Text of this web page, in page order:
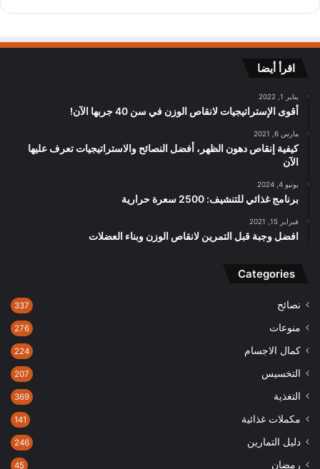
اقرأ أيضا
يناير 1, 2022
أقوى الإستراتيجيات لانقاص الوزن في سن 40 جربها الآن!
مارس 6, 2021
كيفية إنقاص دهون الظهر، أفضل النصائح والاستراتيجيات تعرف عليها
الآن
يونيو 4, 2024
برنامج غذائي للتنشيف: 2500 سعرة حرارية
فبراير 15, 2021
افضل وجبة قبل التمرين لانقاص الوزن وبناء العضلات
Categories
نصائح 337
منوعات 276
كمال الاجسام 224
التخسيس 207
التغذية 369
مكملات غذائية 141
دليل التمارين 246
رمضان 45